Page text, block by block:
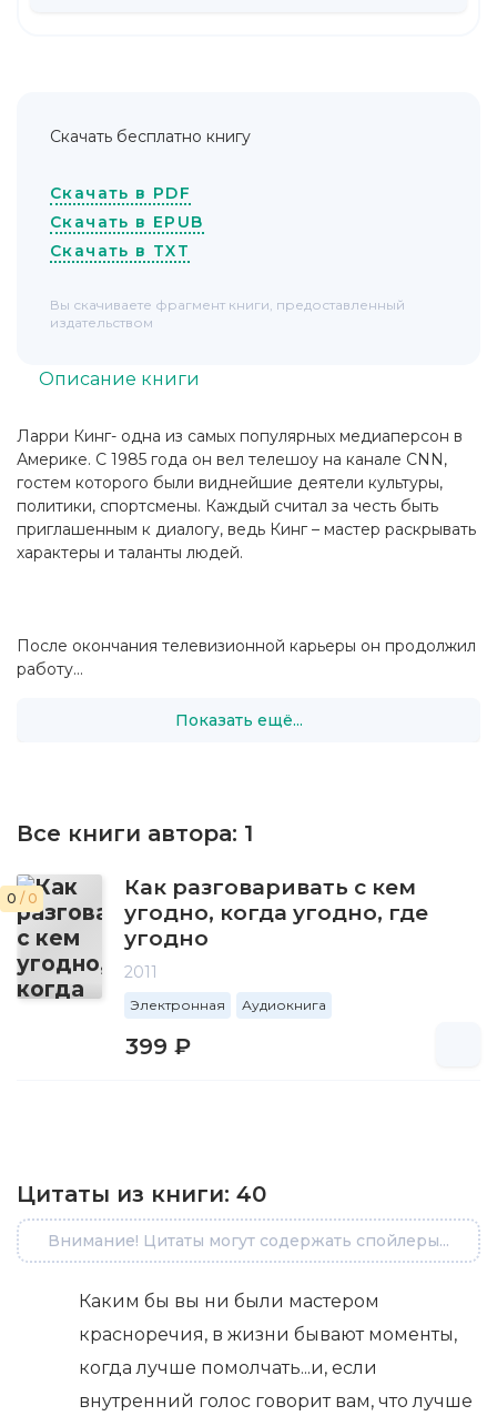
Ларри Кинг- одна из самых популярных медиаперсон в
Америке. С 1985 года он вел телешоу на канале CNN,
гостем которого были виднейшие деятели культуры,
политики, спортсмены. Каждый считал за честь быть
приглашенным к диалогу, ведь Кинг – мастер раскрывать
характеры и таланты людей.
После окончания телевизионной карьеры он продолжил
работу...
Показать ещё...
Описание книги
Все книги автора: 1
0 / 0
Как разговаривать с кем
угодно, когда угодно, где
угодно
2011
Электронная Аудиокнига
399 ₽
Цитаты из книги: 40
Внимание! Цитаты могут содержать спойлеры...
Каким бы вы ни были мастером
красноречия, в жизни бывают моменты,
когда лучше помолчать...и, если
внутренний голос говорит вам, что лучше
Скачать бесплатно книгу
Скачать в PDF
Скачать в EPUB
Скачать в TXT
Вы скачиваете фрагмент книги, предоставленный
издательством